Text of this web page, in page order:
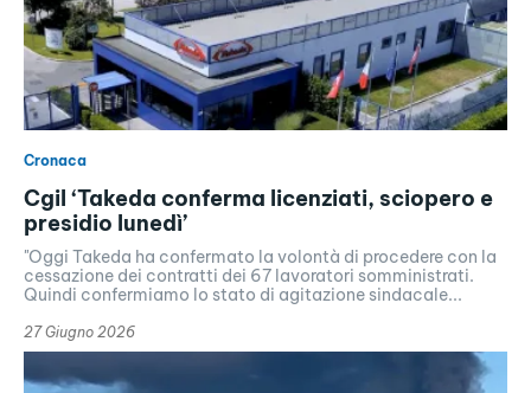
Cronaca
Cgil ‘Takeda conferma licenziati, sciopero e
presidio lunedì’
"Oggi Takeda ha confermato la volontà di procedere con la
cessazione dei contratti dei 67 lavoratori somministrati.
Quindi confermiamo lo stato di agitazione sindacale...
27 Giugno 2026